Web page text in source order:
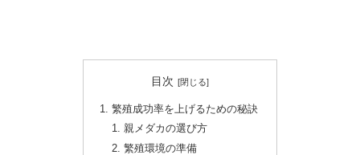
目次
繁殖成功率を上げるための秘訣
親メダカの選び方
繁殖環境の準備